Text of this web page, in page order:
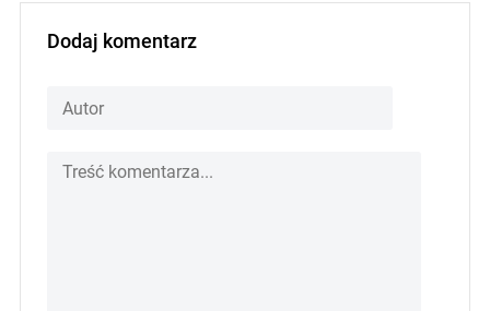
Dodaj komentarz